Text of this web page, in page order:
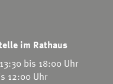
im Rathaus
bis 18:00 Uhr
12:00 Uhr